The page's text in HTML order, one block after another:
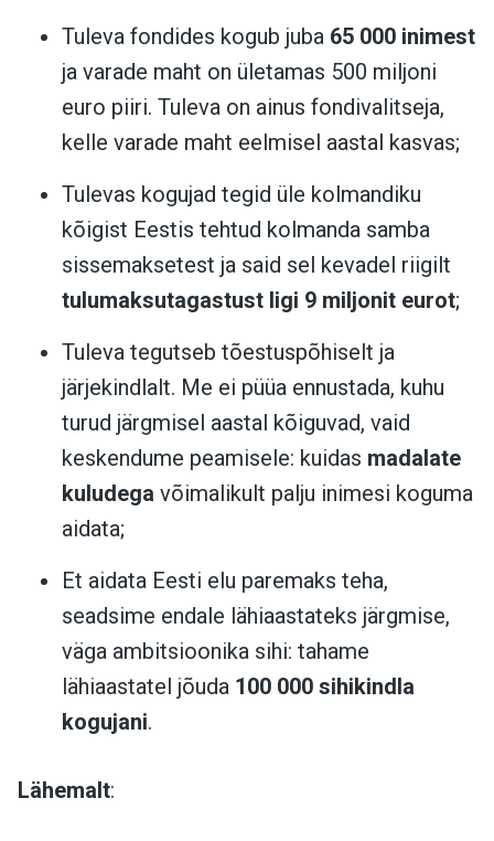
Tuleva fondides kogub juba 65 000 inimest
ja varade maht on ületamas 500 miljoni
euro piiri. Tuleva on ainus fondivalitseja,
kelle varade maht eelmisel aastal kasvas;
Tulevas kogujad tegid üle kolmandiku
kõigist Eestis tehtud kolmanda samba
sissemaksetest ja said sel kevadel riigilt
tulumaksutagastust ligi 9 miljonit eurot;
Tuleva tegutseb tõestuspõhiselt ja
järjekindlalt. Me ei püüa ennustada, kuhu
turud järgmisel aastal kõiguvad, vaid
keskendume peamisele: kuidas madalate
kuludega võimalikult palju inimesi koguma
aidata;
Et aidata Eesti elu paremaks teha,
seadsime endale lähiaastateks järgmise,
väga ambitsioonika sihi: tahame
lähiaastatel jõuda 100 000 sihikindla
kogujani.
Lähemalt: